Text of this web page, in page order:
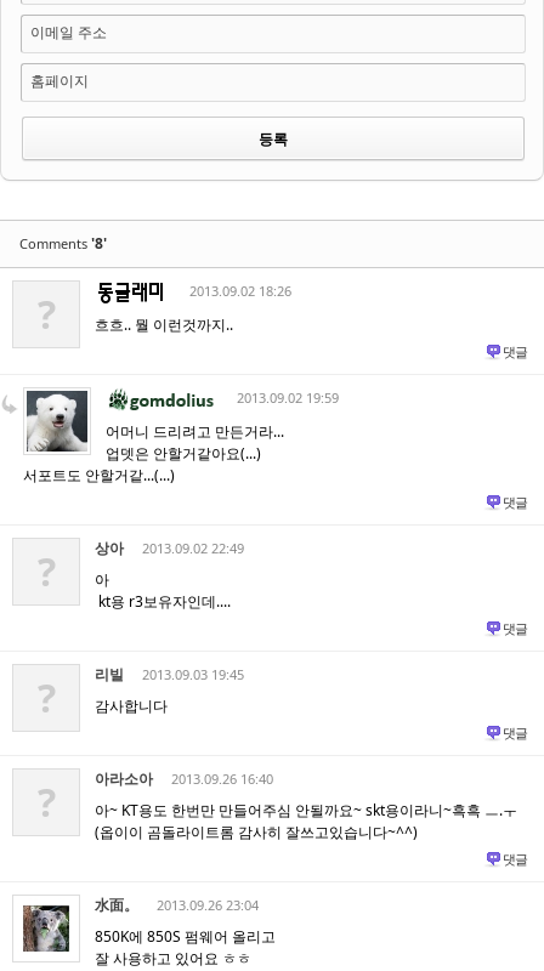
이메일 주소
홈페이지
Comments '8'
? 2013.09.02 18:26
흐흐.. 뭘 이런것까지..
댓글
2013.09.02 19:59
어머니 드리려고 만든거라...
업뎃은 안할거같아요(...)
서포트도 안할거같...(...)
댓글
? 상아 2013.09.02 22:49
아
kt용 r3보유자인데....
댓글
? 리빌 2013.09.03 19:45
감사합니다
댓글
? 아라소아 2013.09.26 16:40
아~ KT용도 한번만 만들어주심 안될까요~ skt용이라니~흑흑 ㅡ.ㅜ
(옵이이 곰돌라이트롬 감사히 잘쓰고있습니다~^^)
댓글
水面。 2013.09.26 23:04
850K에 850S 펌웨어 올리고
잘 사용하고 있어요 ㅎㅎ